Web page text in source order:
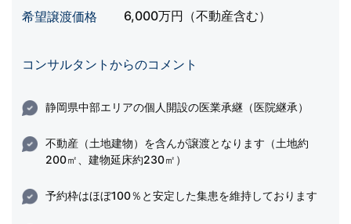
希望譲渡価格 6,000万円（不動産含む）
コンサルタントからのコメント
静岡県中部エリアの個人開設の医業承継（医院継承）
不動産（土地建物）を含んが譲渡となります（土地約
200㎡、建物延床約230㎡）
予約枠はほぼ100％と安定した集患を維持しております